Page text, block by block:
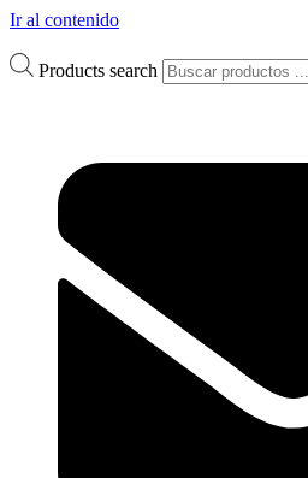
Ir al contenido
Products search